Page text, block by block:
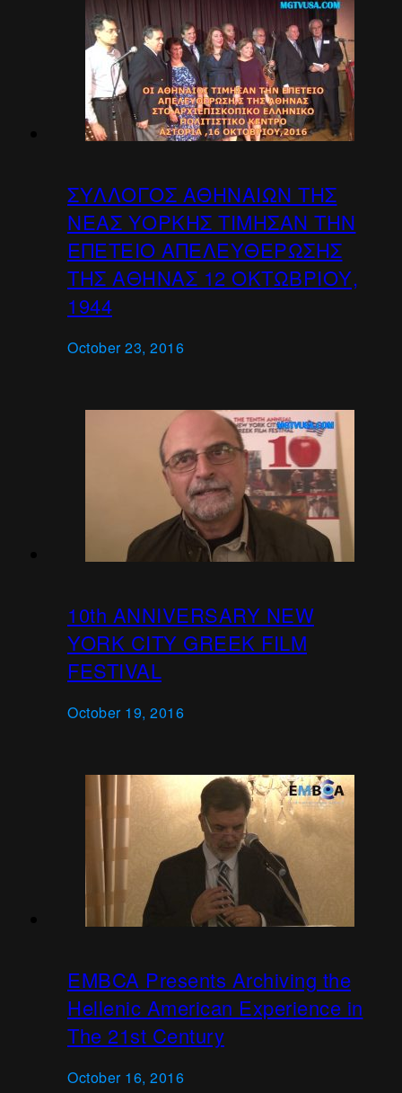
ΣΥΛΛΟΓΟΣ ΑΘΗΝΑΙΩΝ ΤΗΣ
ΝΕΑΣ ΥΟΡΚΗΣ ΤΙΜΗΣΑΝ ΤΗΝ
ΕΠΕΤΕΙΟ ΑΠΕΛΕΥΘΕΡΩΣΗΣ
ΤΗΣ ΑΘΗΝΑΣ 12 ΟΚΤΩΒΡΙΟΥ,
1944
October 23, 2016
10th ANNIVERSARY NEW
YORK CITY GREEK FILM
FESTIVAL
October 19, 2016
EMBCA Presents Archiving the
Hellenic American Experience in
The 21st Century
October 16, 2016